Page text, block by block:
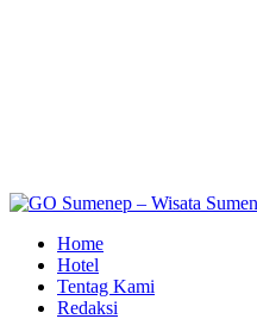
Home
Hotel
Tentag Kami
Redaksi